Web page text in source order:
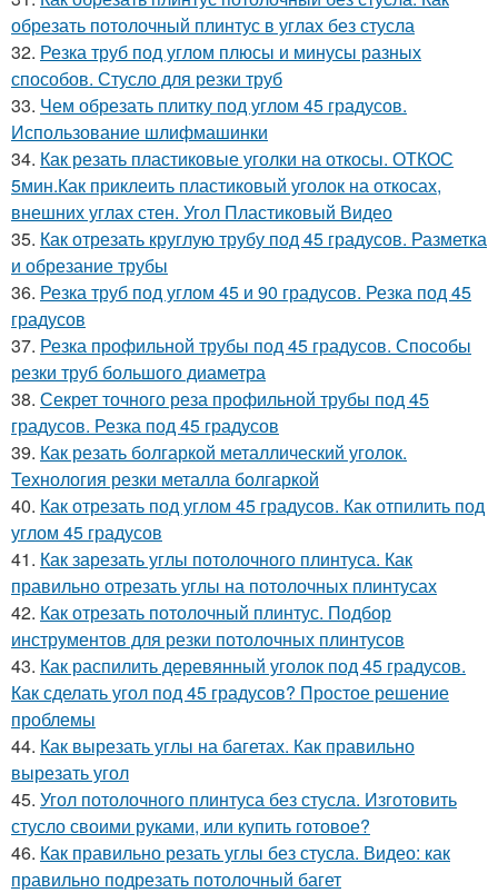
обрезать потолочный плинтус в углах без стусла
32. Резка труб под углом плюсы и минусы разных
способов. Стусло для резки труб
33. Чем обрезать плитку под углом 45 градусов.
Использование шлифмашинки
34. Как резать пластиковые уголки на откосы. ОТКОС
5мин.Как приклеить пластиковый уголок на откосах,
внешних углах стен. Угол Пластиковый Видео
35. Как отрезать круглую трубу под 45 градусов. Разметка
и обрезание трубы
36. Резка труб под углом 45 и 90 градусов. Резка под 45
градусов
37. Резка профильной трубы под 45 градусов. Способы
резки труб большого диаметра
38. Секрет точного реза профильной трубы под 45
градусов. Резка под 45 градусов
39. Как резать болгаркой металлический уголок.
Технология резки металла болгаркой
40. Как отрезать под углом 45 градусов. Как отпилить под
углом 45 градусов
41. Как зарезать углы потолочного плинтуса. Как
правильно отрезать углы на потолочных плинтусах
42. Как отрезать потолочный плинтус. Подбор
инструментов для резки потолочных плинтусов
43. Как распилить деревянный уголок под 45 градусов.
Как сделать угол под 45 градусов? Простое решение
проблемы
44. Как вырезать углы на багетах. Как правильно
вырезать угол
45. Угол потолочного плинтуса без стусла. Изготовить
стусло своими руками, или купить готовое?
46. Как правильно резать углы без стусла. Видео: как
правильно подрезать потолочный багет